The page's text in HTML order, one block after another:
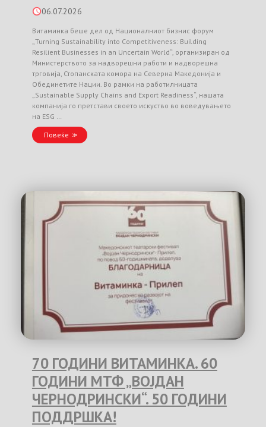
06.07.2026
Витаминка беше дел од Националниот бизнис форум
„Turning Sustainability into Competitiveness: Building
Resilient Businesses in an Uncertain World“, организиран од
Министерството за надворешни работи и надворешна
трговија, Стопанската комора на Северна Македонија и
Обединетите Нации. Во рамки на работилницата
„Sustainable Supply Chains and Export Readiness“, нашата
компанија го претстави своето искуство во воведувањето
на ESG …
Повеќе
70 ГОДИНИ ВИТАМИНКА. 60
ГОДИНИ МТФ „ВОЈДАН
ЧЕРНОДРИНСКИ“. 50 ГОДИНИ
ПОДДРШКА!